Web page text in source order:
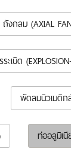
งกลม (AXIAL
เบิด
พัดลมนิวเมติก
ท่ออลูมิเ